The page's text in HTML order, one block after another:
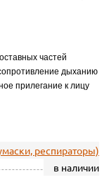
частей
дыханию
прилегание к лицу
респираторы)
в наличии